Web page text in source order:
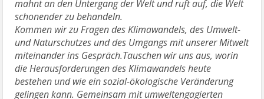
mahnt an den Untergang der Welt und ruft auf, die Welt
schonender zu behandeln.
Kommen wir zu Fragen des Klimawandels, des Umwelt-
und Naturschutzes und des Umgangs mit unserer Mitwelt
miteinander ins Gespräch.Tauschen wir uns aus, worin
die Herausforderungen des Klimawandels heute
bestehen und wie ein sozial-ökologische Veränderung
gelingen kann. Gemeinsam mit umweltengagierten